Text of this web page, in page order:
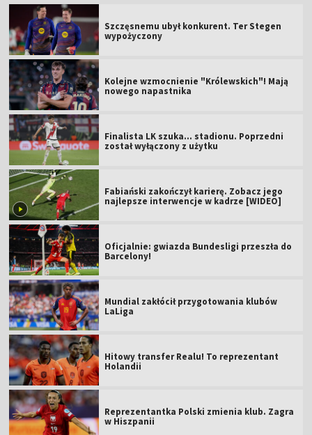
Szczęsnemu ubył konkurent. Ter Stegen
wypożyczony
Kolejne wzmocnienie "Królewskich"! Mają
nowego napastnika
Finalista LK szuka... stadionu. Poprzedni
został wyłączony z użytku
Fabiański zakończył karierę. Zobacz jego
najlepsze interwencje w kadrze [WIDEO]
Oficjalnie: gwiazda Bundesligi przeszła do
Barcelony!
Mundial zakłócił przygotowania klubów
LaLiga
Hitowy transfer Realu! To reprezentant
Holandii
Reprezentantka Polski zmienia klub. Zagra
w Hiszpanii